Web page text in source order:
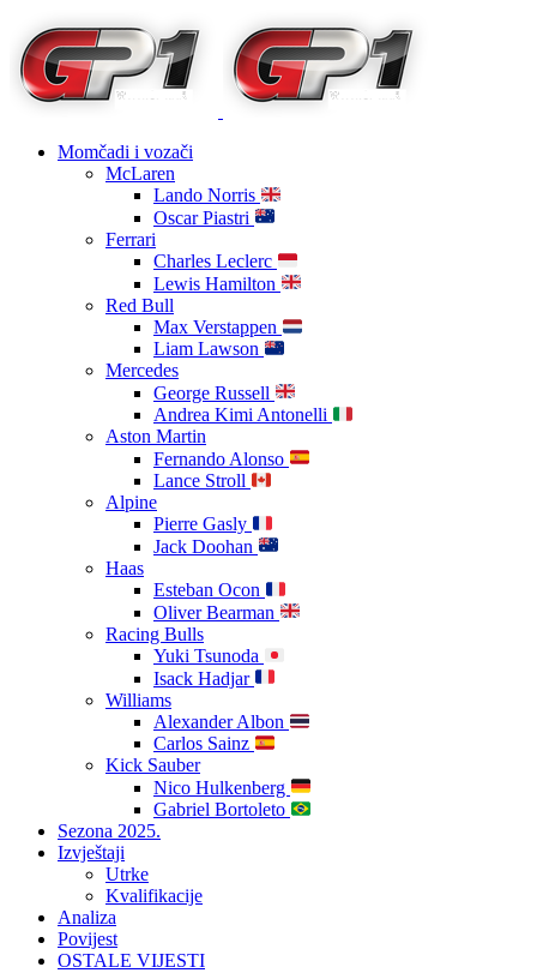
Momčadi i vozači
McLaren
Lando Norris
Oscar Piastri
Ferrari
Charles Leclerc
Lewis Hamilton
Red Bull
Max Verstappen
Liam Lawson
Mercedes
George Russell
Andrea Kimi Antonelli
Aston Martin
Fernando Alonso
Lance Stroll
Alpine
Pierre Gasly
Jack Doohan
Haas
Esteban Ocon
Oliver Bearman
Racing Bulls
Yuki Tsunoda
Isack Hadjar
Williams
Alexander Albon
Carlos Sainz
Kick Sauber
Nico Hulkenberg
Gabriel Bortoleto
Sezona 2025.
Izvještaji
Utrke
Kvalifikacije
Analiza
Povijest
OSTALE VIJESTI